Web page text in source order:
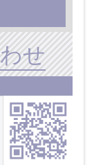
せ